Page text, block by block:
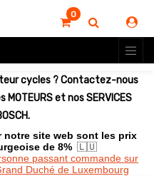
0
cycles ? Contactez-nous
et nos SERVICES
notre site web sont les prix
de 8% 🇱🇺
passant commande sur
Duché de Luxembourg